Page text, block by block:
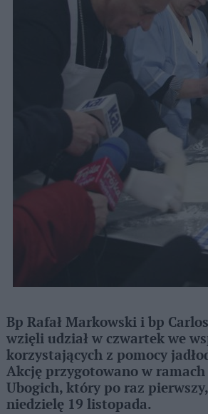
Bp Rafał Markowski i bp
wzięli udział w czwartek we
korzystających z pomocy
Akcję przygotowano w
Ubogich, który po raz
niedzielę 19 listopada.